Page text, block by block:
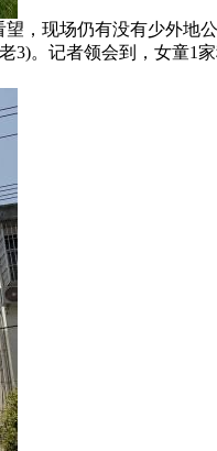
，现场仍有没有少外地
。记者领会到，女童1